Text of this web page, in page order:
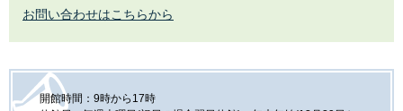
お問い合わせはこちらから
開館時間：9時から17時